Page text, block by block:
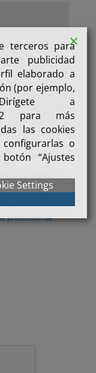
de datos
las ofertas y
SERVICIOS SL)
protección de
terceros para
publicidad
elaborado a
(por ejemplo,
a
2 para más
las cookies
o
“Ajustes
Settings